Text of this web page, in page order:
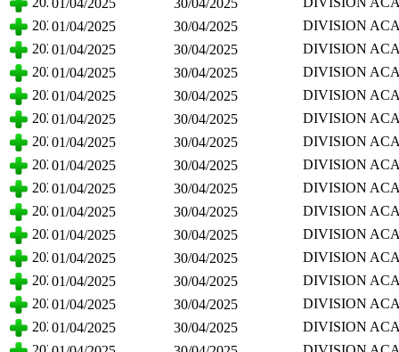
01/04/2025 30/04/2025
CIENCIAS
202501/04/2025 30/04/2025
DIVISION
CIENCIAS
202501/04/2025 30/04/2025
DIVISION
CIENCIAS
202501/04/2025 30/04/2025
DIVISION
CIENCIAS
202501/04/2025 30/04/2025
DIVISION
CIENCIAS
202501/04/2025 30/04/2025
DIVISION
CIENCIAS
202501/04/2025 30/04/2025
DIVISION
CIENCIAS
202501/04/2025 30/04/2025
DIVISION
CIENCIAS
202501/04/2025 30/04/2025
DIVISION
CIENCIAS
202501/04/2025 30/04/2025
DIVISION
CIENCIAS
202501/04/2025 30/04/2025
DIVISION
CIENCIAS
202501/04/2025 30/04/2025
DIVISION
CIENCIAS
202501/04/2025 30/04/2025
DIVISION
CIENCIAS
202501/04/2025 30/04/2025
DIVISION
CIENCIAS
202501/04/2025 30/04/2025
DIVISION
CIENCIAS